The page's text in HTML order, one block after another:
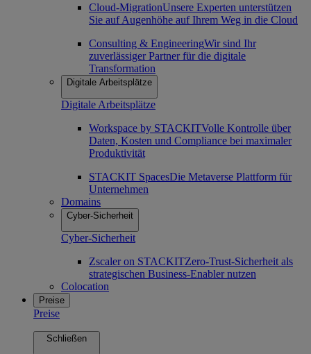
Cloud-MigrationUnsere Experten unterstützen
Sie auf Augenhöhe auf Ihrem Weg in die Cloud
Consulting & EngineeringWir sind Ihr
zuverlässiger Partner für die digitale
Transformation
Digitale Arbeitsplätze
Digitale Arbeitsplätze
Workspace by STACKITVolle Kontrolle über
Daten, Kosten und Compliance bei maximaler
Produktivität
STACKIT SpacesDie Metaverse Plattform für
Unternehmen
Domains
Cyber-Sicherheit
Cyber-Sicherheit
Zscaler on STACKITZero-Trust-Sicherheit als
strategischen Business-Enabler nutzen
Colocation
Preise
Preise
Schließen